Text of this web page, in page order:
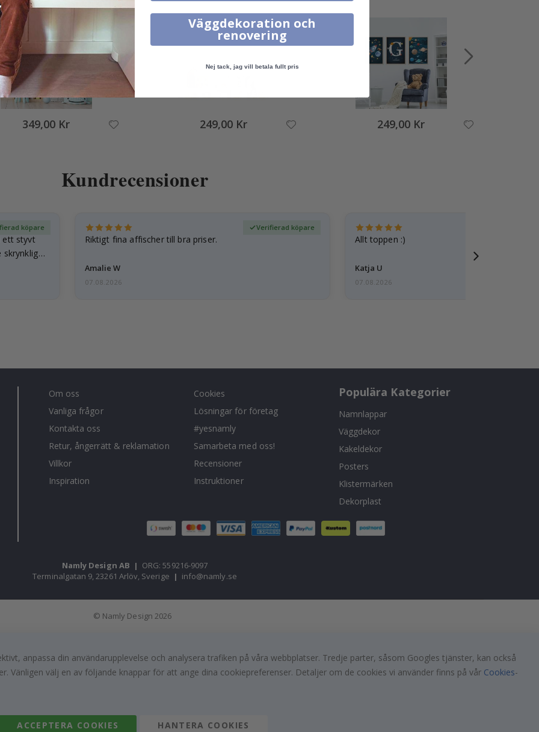
349,00 Kr 249,00 Kr 249,00 Kr
Kundrecensioner
ett styvt
köpare
Riktigt fina affischer till bra priser.
Amalie W
Verifierad köpare
07.08.2026
Allt toppen :)
Katja U
07.08.2026
Om oss
Vanliga frågor
Kontakta oss
Retur, ångerrätt & reklamation
Villkor
Inspiration
Cookies
Lösningar för företag
#yesnamly
Samarbeta med oss!
Recensioner
Instruktioner
Populära Kategorier
Namnlappar
Väggdekor
Kakeldekor
Posters
Klistermärken
Dekorplast
Namly Design AB | ORG: 559216-9097
Terminalgatan 9, 23261 Arlöv, Sverige | info@namly.se
© Namly Design 2026
anpassa din användarupplevelse och analysera trafiken på våra webbplatser. Tredje parter, såsom Googles tjänster, kan också
Vänligen välj en av följande knappar för att ange dina cookiepreferenser. Detaljer om de cookies vi använder finns på vår Cookies-
ACCEPTERA COOKIES HANTERA COOKIES
Väggdekoration och
renovering
Nej tack, jag vill betala fullt pris